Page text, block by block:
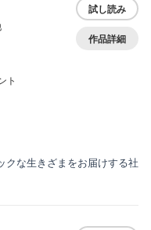
ト
試し読み
作品詳細
クな生きざまをお届けする社